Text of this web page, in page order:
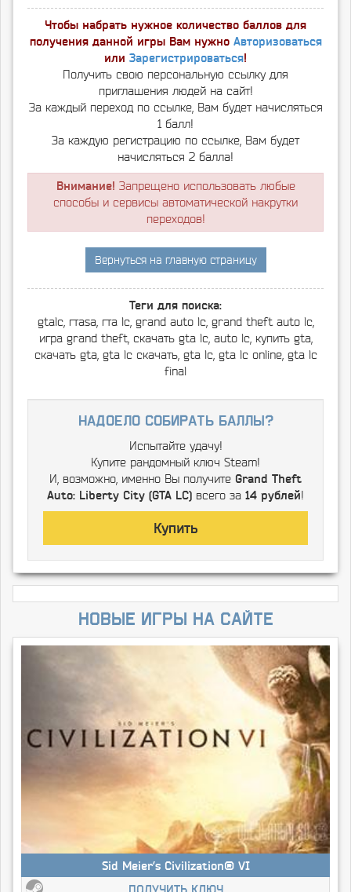
Чтобы набрать нужное количество баллов для
получения данной игры Вам нужно Авторизоваться
или Зарегистрироваться!
Получить свою персональную ссылку для
приглашения людей на сайт!
За каждый переход по ссылке, Вам будет начисляться
1 балл!
За каждую регистрацию по ссылке, Вам будет
начисляться 2 балла!
Внимание! Запрещено использовать любые
способы и сервисы автоматической накрутки
переходов!
Вернуться на главную страницу
Теги для поиска:
gtalc, гтаsa, гта lc, grand auto lc, grand theft auto lc,
игра grand theft, скачать gta lc, auto lc, купить gta,
скачать gta, gta lc скачать, gta lc, gta lc online, gta lc
final
надоело собирать баллы?
Испытайте удачу!
Купите рандомный ключ Steam!
И, возможно, именно Вы получите Grand Theft
Auto: Liberty City (GTA LC) всего за 14 рублей!
Купить
Новые игры на сайте
Sid Meier’s Civilization® VI
ПОЛУЧИТЬ КЛЮЧ